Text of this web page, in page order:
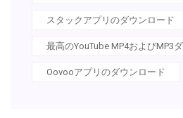
スタックアプリのダウンロード
最高のYouTube MP4およびMP3
Oovooアプリのダウンロード